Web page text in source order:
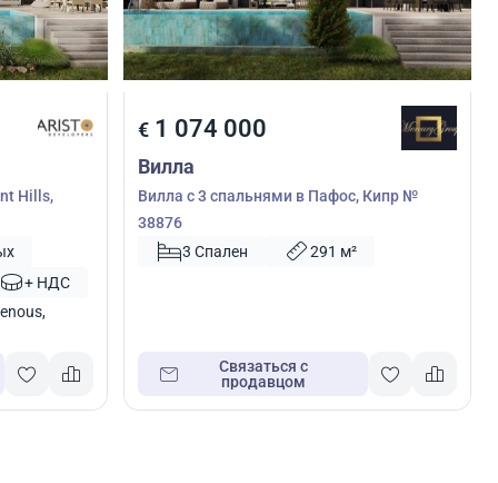
Hills,
+ НДС
€1 074 000
Вилла
Вилла с 3 спальнями в Пафос, Кипр №
38876
3 Спален
291 м²
Связаться с
продавцом